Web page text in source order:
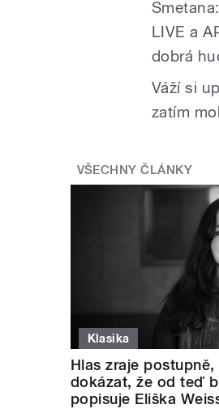
LIVE a
dobrá
Váží si
zatím
VŠECHNY ČLÁNKY
Klasika
Hlas zraje
dokázat, že od teď
popisuje Eliška